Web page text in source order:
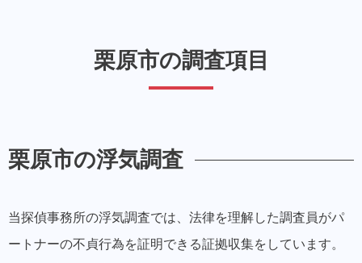
栗原市の調査項目
栗原市の浮気調査
当探偵事務所の浮気調査では、法律を理解した調査員がパ
ートナーの不貞行為を証明できる証拠収集をしています。